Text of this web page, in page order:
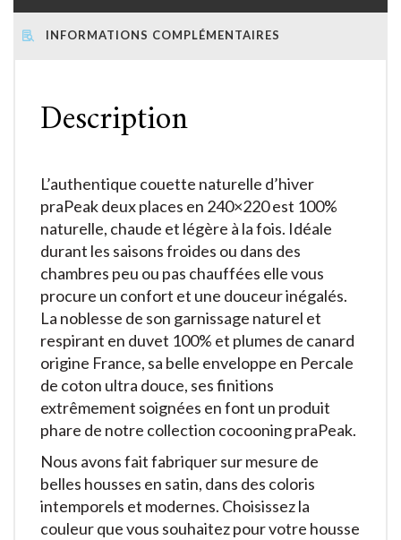
INFORMATIONS COMPLÉMENTAIRES
Description
L’authentique couette naturelle d’hiver
praPeak deux places en 240×220 est 100%
naturelle, chaude et légère à la fois. Idéale
durant les saisons froides ou dans des
chambres peu ou pas chauffées elle vous
procure un confort et une douceur inégalés.
La noblesse de son garnissage naturel et
respirant en duvet 100% et plumes de canard
origine France, sa belle enveloppe en Percale
de coton ultra douce, ses finitions
extrêmement soignées en font un produit
phare de notre collection cocooning praPeak.
Nous avons fait fabriquer sur mesure de
belles housses en satin, dans des coloris
intemporels et modernes. Choisissez la
couleur que vous souhaitez pour votre housse